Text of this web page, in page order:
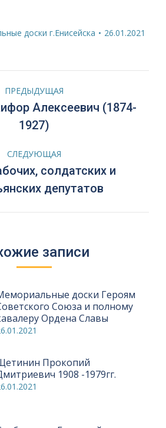
доски г.Енисейска 26.01.2021
ПРЕДЫДУЩАЯ
Предыдущая
запись:
Алексеевич (1874-
1927)
СЛЕДУЮЩАЯ
Следующая
запись:
солдатских и
депутатов
записи
доски Героям
Союза и полному
Ордена Славы
Прокопий
1908 -1979гг.